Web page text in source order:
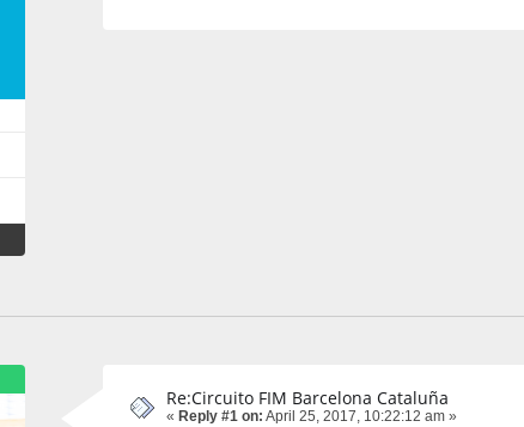
Re:Circuito FIM Barcelona Cataluña
« Reply #1 on: April 25, 2017, 10:22:12 am »